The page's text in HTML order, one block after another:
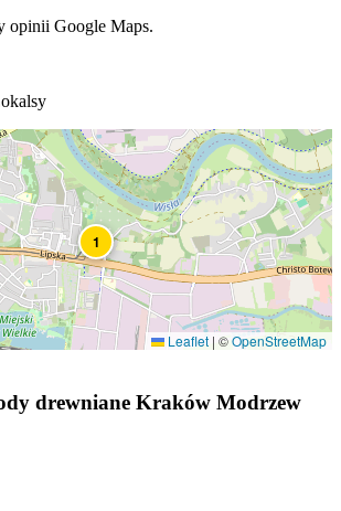
opinii Google Maps.
1
Leaflet | ©OpenStreetMap
drewniane Kraków Modrzew